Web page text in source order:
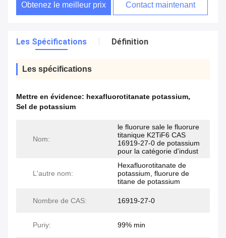
Obtenez le meilleur prix Contact maintenant
Les Spécifications Définition
Les spécifications
Mettre en évidence: hexafluorotitanate potassium,
Sel de potassium
Nom:
le fluorure sale le fluorure
titanique K2TiF6 CAS
16919-27-0 de potassium
pour la catégorie d'indust
L'autre nom:
Hexafluorotitanate de
potassium, fluorure de
titane de potassium
Nombre de CAS: 16919-27-0
Puriy: 99% min